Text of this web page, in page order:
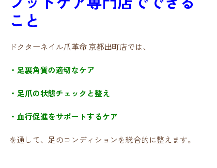
こと
ドクターネイル爪革命 京都出町店では、
・足裏角質の適切なケア
・足爪の状態チェックと整え
・血行促進をサポートするケア
を通して、足のコンディションを総合的に整えます。